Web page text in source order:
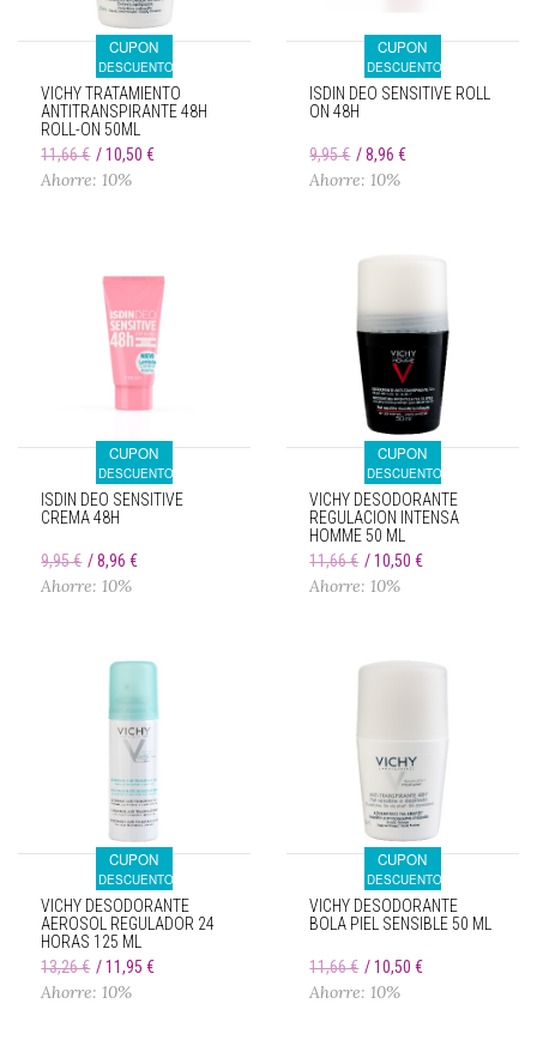
CUPON
DESCUENTO
VICHY TRATAMIENTO
ANTITRANSPIRANTE 48H
ROLL-ON 50ML
11,66 €
10,50 €
Ahorre: 10%
CUPON
DESCUENTO
ISDIN DEO SENSITIVE ROLL
ON 48H
9,95 € 8,96 €
Ahorre: 10%
CUPON
DESCUENTO
ISDIN DEO SENSITIVE
CREMA 48H
9,95 € 8,96 €
Ahorre: 10%
CUPON
DESCUENTO
VICHY DESODORANTE
REGULACION INTENSA
HOMME 50 ML
11,66 €
10,50 €
Ahorre: 10%
CUPON
DESCUENTO
VICHY DESODORANTE
AEROSOL REGULADOR 24
HORAS 125 ML
13,26 €
11,95 €
Ahorre: 10%
CUPON
DESCUENTO
VICHY DESODORANTE
BOLA PIEL SENSIBLE 50 ML
11,66 € 10,50 €
Ahorre: 10%